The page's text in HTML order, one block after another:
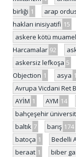
birliği 1 arap
hakları inisiyatifi 15
askere kötü
Harcamalar 92
askersiz lefkoşa 5
Objection 1 asya 1
Avrupa Vicdani Ret
AYİM 1 AYM 14
bahçeşehir
baltık 7 barış 174
batoça 1 Bedelli
beraat 1 biber